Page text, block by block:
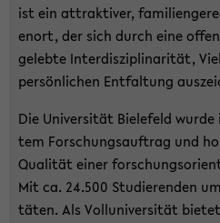
ist ein at­trak­ti­ver,
en­ort, der sich durch eine
ge­leb­te In­ter­dis­zi­pli­na­ri­tät,
per­sön­li­chen Ent­fal­tung
Die Uni­ver­si­tät Bie­le­feld
tem For­schungs­auf­trag und
Qua­li­tät einer
Mit ca. 24.500 Stu­die­ren­den
tä­ten. Als Voll­uni­ver­si­tät